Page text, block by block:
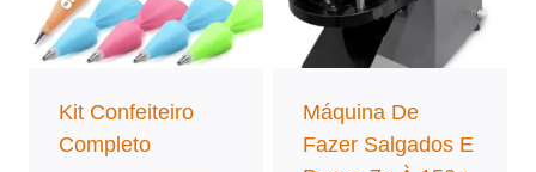
Kit Confeiteiro
Completo
Máquina De
Fazer Salgados E